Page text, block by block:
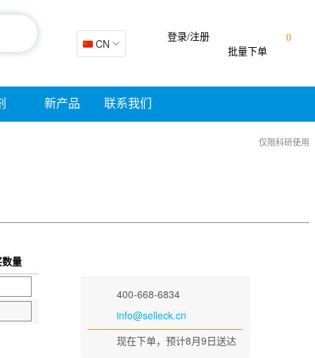
🇨🇳 CN
0
批量下单
登录/注册
新产品 联系我们
仅限科研使用
量
400-668-6834
info@selleck.cn
现在下单，预计8月9日送达